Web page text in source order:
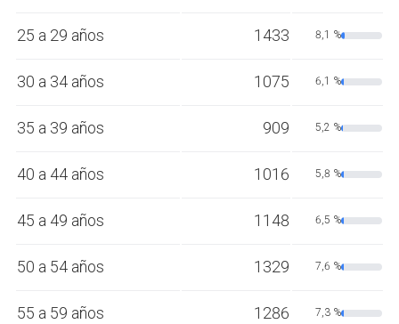
25 a 29 años 1433 8,1 %
30 a 34 años 1075 6,1 %
35 a 39 años 909 5,2 %
40 a 44 años 1016 5,8 %
45 a 49 años 1148 6,5 %
50 a 54 años 1329 7,6 %
55 a 59 años 1286 7,3 %